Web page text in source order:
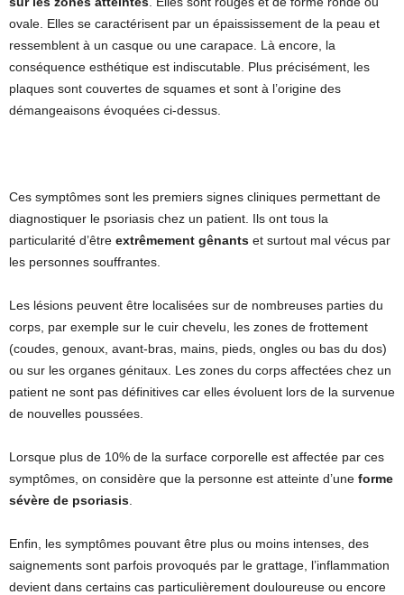
ovale. Elles se caractérisent par un épaississement de la peau et
ressemblent à un casque ou une carapace. Là encore, la
conséquence esthétique est indiscutable. Plus précisément, les
plaques sont couvertes de squames et sont à l’origine des
démangeaisons évoquées ci-dessus.
Ces symptômes sont les premiers signes cliniques permettant de
diagnostiquer le psoriasis chez un patient. Ils ont tous la
particularité d’être extrêmement gênants et surtout mal vécus par
les personnes souffrantes.
Les lésions peuvent être localisées sur de nombreuses parties du
corps, par exemple sur le cuir chevelu, les zones de frottement
(coudes, genoux, avant-bras, mains, pieds, ongles ou bas du dos)
ou sur les organes génitaux. Les zones du corps affectées chez un
patient ne sont pas définitives car elles évoluent lors de la survenue
de nouvelles poussées.
Lorsque plus de 10% de la surface corporelle est affectée par ces
symptômes, on considère que la personne est atteinte d’une forme
sévère de psoriasis
Enfin, les symptômes pouvant être plus ou moins intenses, des
saignements sont parfois provoqués par le grattage, l’inflammation
devient dans certains cas particulièrement douloureuse ou encore